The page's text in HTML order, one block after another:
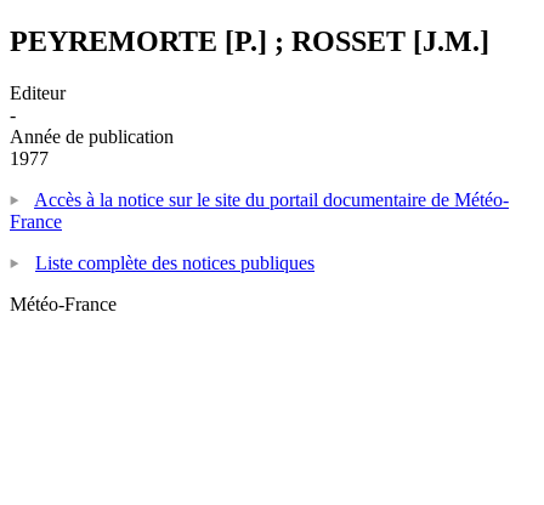
PEYREMORTE [P.] ; ROSSET [J.M.]
Editeur
-
Année de publication
1977
Accès à la notice sur le site du portail documentaire de Météo-
France
Liste complète des notices publiques
Météo-France